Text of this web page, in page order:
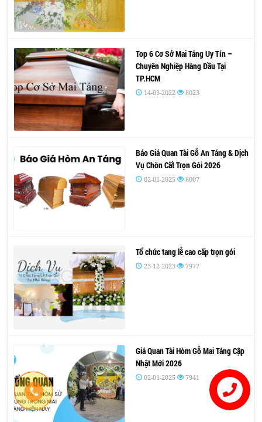
Top 6 Cơ Sở Mai Táng Uy Tín –
Chuyên Nghiệp Hàng Đầu Tại
TP.HCM
14-03-2022 8023
Báo Giá Quan Tài Gỗ An Táng & Dịch
Vụ Chôn Cất Trọn Gói 2026
02-01-2025 8007
Tổ chức tang lễ cao cấp trọn gói
23-12-2023 7977
Giá Quan Tài Hòm Gỗ Mai Táng Cập
Nhật Mới 2026
02-01-2025 7941
Liên hệ